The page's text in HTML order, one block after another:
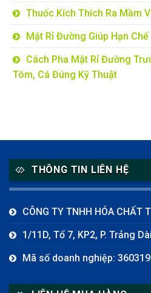
Thuốc Kích Thích Ra Mầm
Mật Rỉ Đường Giúp Hạn
Cách Pha Mật Rỉ Đường
Tôm, Cá Đúng Kỹ Thuật
THÔNG TIN LIÊN HỆ
CÔNG TY TNHH HÓA CHẤT
1/11D, Tổ 7, KP2, P. Trảng
Mã số doanh nghiệp: